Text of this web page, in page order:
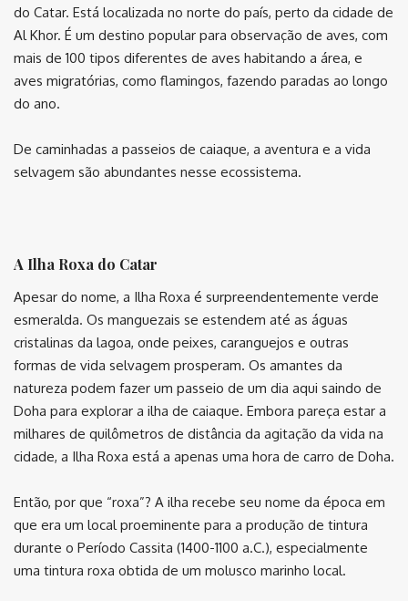
do Catar. Está localizada no norte do país, perto da cidade de
Al Khor. É um destino popular para observação de aves, com
mais de 100 tipos diferentes de aves habitando a área, e
aves migratórias, como flamingos, fazendo paradas ao longo
do ano.
De caminhadas a passeios de caiaque, a aventura e a vida
selvagem são abundantes nesse ecossistema.
A Ilha Roxa do Catar
Apesar do nome, a Ilha Roxa é surpreendentemente verde
esmeralda. Os manguezais se estendem até as águas
cristalinas da lagoa, onde peixes, caranguejos e outras
formas de vida selvagem prosperam. Os amantes da
natureza podem fazer um passeio de um dia aqui saindo de
Doha para explorar a ilha de caiaque. Embora pareça estar a
milhares de quilômetros de distância da agitação da vida na
cidade, a Ilha Roxa está a apenas uma hora de carro de Doha.
Então, por que “roxa”? A ilha recebe seu nome da época em
que era um local proeminente para a produção de tintura
durante o Período Cassita (1400-1100 a.C.), especialmente
uma tintura roxa obtida de um molusco marinho local.